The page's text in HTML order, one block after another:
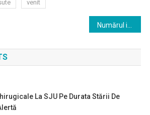
venit
La SJU Pe Durata Stării De